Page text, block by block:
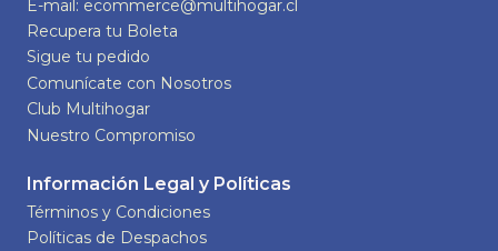
E-mail: ecommerce@multihogar.cl
Recupera tu Boleta
Sigue tu pedido
Comunícate con Nosotros
Club Multihogar
Nuestro Compromiso
Información Legal y Políticas
Términos y Condiciones
Políticas de Despachos